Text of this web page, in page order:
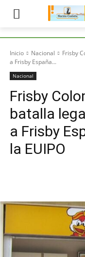
Inicio Nacional
Frisby
a Frisby España...
Nacional
Frisby
batalla
a Frisby
la EUIPO